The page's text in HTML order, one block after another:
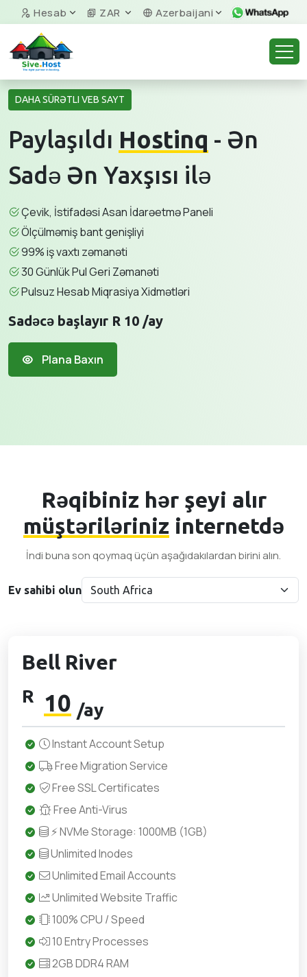
Hesab ZAR Azerbaijani
DAHA SÜRƏTLI VEB SAYT
Paylaşıldı Hostinq - Ən
Sadə Ən Yaxşısı ilə
Çevik, İstifadəsi Asan İdarəetmə Paneli
Ölçülməmiş bant genişliyi
99% iş vaxtı zəmanəti
30 Günlük Pul Geri Zəmanəti
Pulsuz Hesab Miqrasiya Xidmətləri
Sadəcə başlayır R 10 /ay
Plana Baxın
Rəqibiniz hər şeyi alır
müştəriləriniz internetdə
İndi buna son qoymaq üçün aşağıdakılardan birini alın.
Ev sahibi olun
Bell River
R 10 /ay
Instant Account Setup
Free Migration Service
Free SSL Certificates
Free Anti-Virus
⚡ NVMe Storage: 1000MB (1GB)
Unlimited Inodes
Unlimited Email Accounts
Unlimited Website Traffic
100% CPU / Speed
10 Entry Processes
2GB DDR4 RAM